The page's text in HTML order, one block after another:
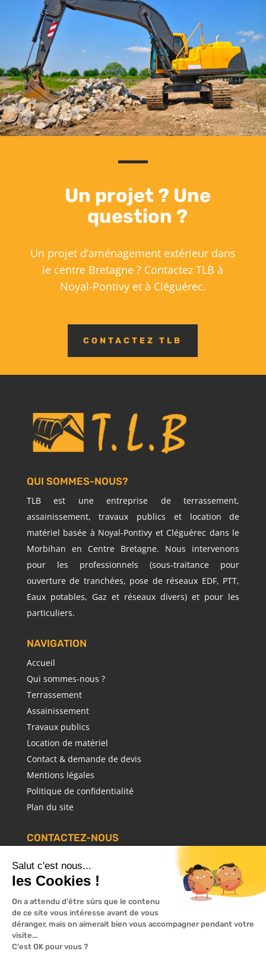
Un projet ? Une
question ?
Un projet d’aménagement extérieur dans
le centre Bretagne ? Contactez TLB à
Noyal-Pontivy et à Cléguérec.
CONTACTEZ TLB
QUI SOMMES-NOUS?
TLB est une entreprise de terrassement,
assainissement, travaux publics et location de
matériel basée à Noyal-Pontivy et Cléguérec dans le
Morbihan en Centre Bretagne. Nous intervenons
pour les professionnels (sous-traitance pour
ouverture de tranchées, pose de réseaux EDF, PTT,
Eaux potables, Gaz et réseaux divers) et pour les
particuliers.
NAVIGATION
Accueil
Qui sommes-nous ?
Terrassement
Assainissement
Travaux publics
Location de matériel
Contact & demande de devis
Mentions légales
Politique de confidentialité
Plan du site
CONTACTEZ-NOUS
ZI de Kerguilloten & Rue du Cheval d’Orgueil, 56920
Noyal-Pontivy
5 BIS Rue des Champs Porhors, 56480 Cléguérec
06 74 63 26 30
Ecrivez-nous
Salut c'est nous...
les Cookies !
On a attendu d'être sûrs que le contenu
de ce site vous intéresse avant de vous
déranger, mais on aimerait bien vous accompagner pendant votre
visite...
C'est OK pour vous ?